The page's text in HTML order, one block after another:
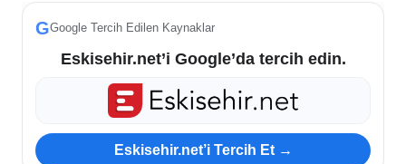
GGoogle Tercih Edilen Kaynaklar
Eskisehir.net’i Google’da tercih edin.
Eskisehir.net’i Tercih Et →